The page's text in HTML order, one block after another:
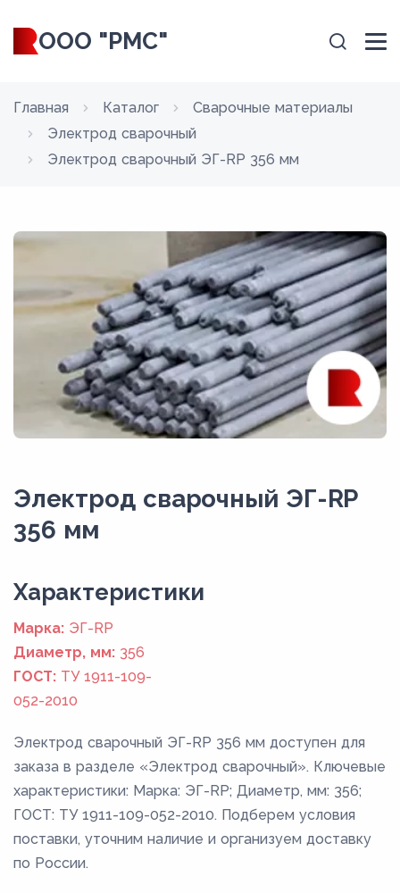
ООО "РМС"
Главная Каталог
Сварочные материалы
Электрод сварочный
Электрод сварочный ЭГ-RP 356 мм
Электрод сварочный ЭГ-RP
356 мм
Xарактеристики
Марка: ЭГ-RP
Диаметр, мм: 356
ГОСТ: ТУ 1911-109-
052-2010
Электрод сварочный ЭГ-RP 356 мм доступен для
заказа в разделе «Электрод сварочный». Ключевые
характеристики: Марка: ЭГ-RP; Диаметр, мм: 356;
ГОСТ: ТУ 1911-109-052-2010. Подберем условия
поставки, уточним наличие и организуем доставку
по России.